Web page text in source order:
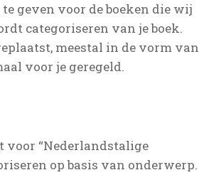
geven voor de boeken die wij
categoriseren van je boek.
meestal in de vorm van
voor je geregeld.
voor “Nederlandstalige
op basis van onderwerp.